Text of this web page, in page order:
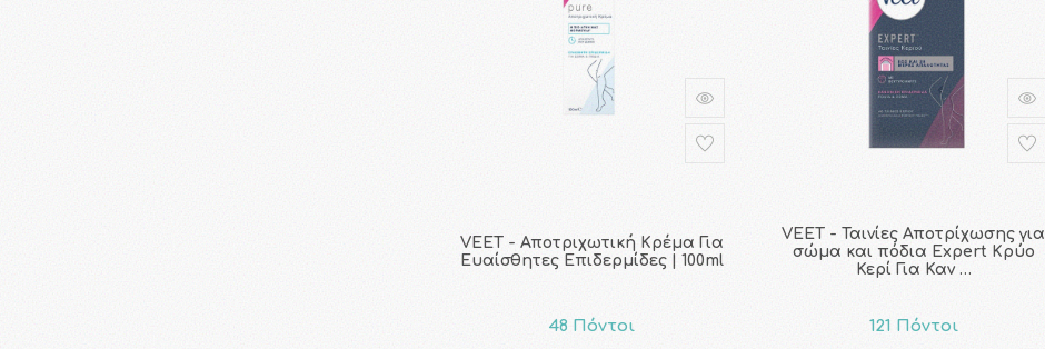
VEET - Αποτριχωτική Κρέμα Για
Ευαίσθητες Επιδερμίδες | 100ml
48 Πόντοι
VEET - Ταινίες Αποτρίχωσης για
σώμα και πόδια Expert Κρύο
Κερί Για Καν …
121 Πόντοι